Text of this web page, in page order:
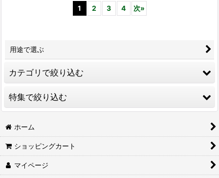
1 2 3 4 次»
用途で選ぶ
カテゴリで絞り込む
鉄メロ
リュージュ「Reuge」
シンフォニオン
国産高級オルゴール
特集で絞り込む
カスタムメイド・オルゴール
3,000円以下
3,001円〜5,000円
ホーム
ショッピングカート
マイページ